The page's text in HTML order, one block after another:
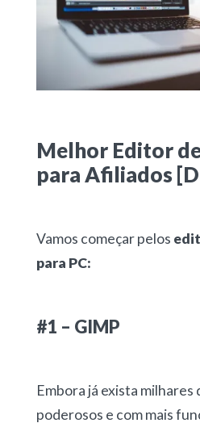
Melhor Editor
para Afiliados
Vamos começar pelos
para PC:
#1 – GIMP
Embora já exista milhares
poderosos e com mais